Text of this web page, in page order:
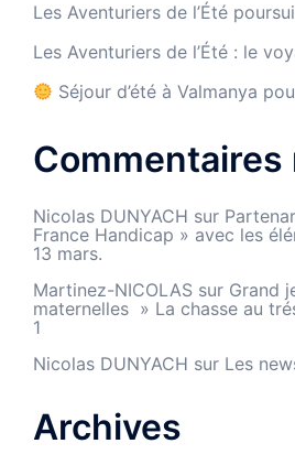
Les Aventuriers de l’Été
Les Aventuriers de l’Été : le
Séjour d’été à Valmanya
Commentaires
Nicolas DUNYACH sur
France Handicap » avec les
13 mars.
Martinez-NICOLAS sur Grand
maternelles » La chasse au
1
Nicolas DUNYACH sur Les
Archives